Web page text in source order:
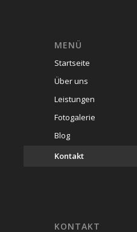
MENÜ
Startseite
Über uns
Leistungen
Fotogalerie
Blog
Kontakt
KONTAKT